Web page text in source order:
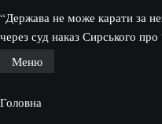
“Держава не може карати за
через суд наказ Сирського про
Меню
Головна